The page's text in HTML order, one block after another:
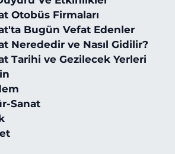
Otobüs Firmaları
Bugün Vefat Edenler
Nerededir ve Nasıl Gidilir?
Tarihi ve Gezilecek Yerleri
Sanat